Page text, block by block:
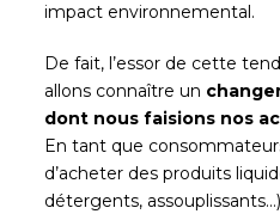
impact environnemental.
De fait, l’essor de cette
allons connaître un
dont nous faisions nos
En tant que
d’acheter des produits
détergents,